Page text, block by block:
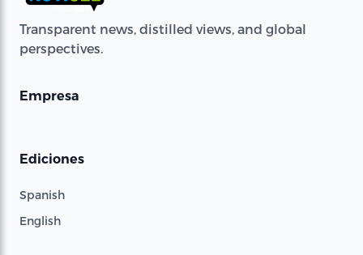
Transparent news, distilled views, and global
perspectives.
Empresa
Ediciones
Spanish
English